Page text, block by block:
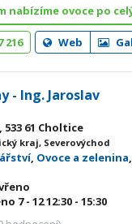
nabízíme ovoce po
216 Web
- Ing. Jaroslav
533 61 Choltice
kraj, Severovýchod
, Ovoce a zelenina,
7 - 1212:30 - 15:30